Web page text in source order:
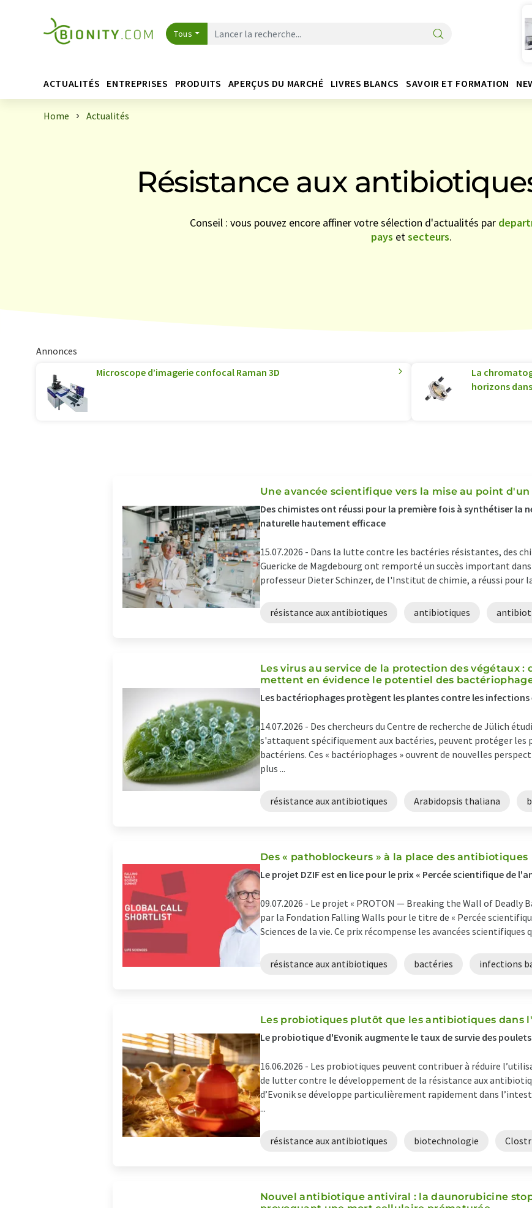
Tous
ACTUALITÉS ENTREPRISES PRODUITS APERÇUS DU MARCHÉ LIVRES BLANCS SAVOIR ET FORMATION
Home Actualités
Résistance aux
Conseil : vous pouvez encore affiner votre sélection d'actualités par
pays etsecteurs.
Annonces
Microscope d’imagerie confocal Raman 3D
La
horizons
Une avancée scientifique vers la mise au point
Des chimistes ont réussi pour la première fois à synthétiser la
naturelle hautement efficace
15.07.2026 - Dans la lutte contre les bactéries résistantes, des
Guericke de Magdebourg ont remporté un succès important
professeur Dieter Schinzer, de l'Institut de chimie, a réussi pour
résistance aux antibiotiques antibiotiques
Les virus au service de la protection des végétaux :
mettent en évidence le potentiel des
Les bactériophages protègent les plantes contre les
14.07.2026 - Des chercheurs du Centre de recherche de Jülich
s'attaquent spécifiquement aux bactéries, peuvent protéger
bactériens. Ces « bactériophages » ouvrent de nouvelles
plus ...
résistance aux antibiotiques Arabidopsis thaliana
Des « pathoblockeurs » à la place des antibiotiques
Le projet DZIF est en lice pour le prix « Percée scientifique de
09.07.2026 - Le projet « PROTON — Breaking the Wall of Deadly
par la Fondation Falling Walls pour le titre de « Percée
Sciences de la vie. Ce prix récompense les avancées
résistance aux antibiotiques bactéries infections
Les probiotiques plutôt que les antibiotiques dans
Le probiotique d'Evonik augmente le taux de survie des poulets
16.06.2026 - Les probiotiques peuvent contribuer à réduire
de lutter contre le développement de la résistance aux
d’Evonik se développe particulièrement rapidement dans
...
résistance aux antibiotiques biotechnologie
Nouvel antibiotique antiviral : la daunorubicine